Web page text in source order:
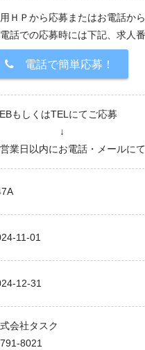
ＨＰから応募またはお電話か
話での応募時には下記、求人
電話で簡単応募！
もしくはTELにてご応募
↓
営業日以内にお電話・メールに
11-01
12-31
会社タスク
8021